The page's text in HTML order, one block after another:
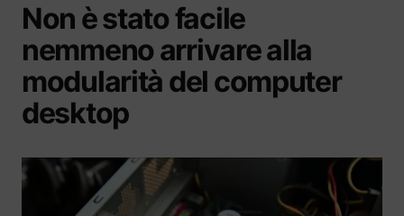
Non è stato facile
nemmeno arrivare alla
modularità del computer
desktop